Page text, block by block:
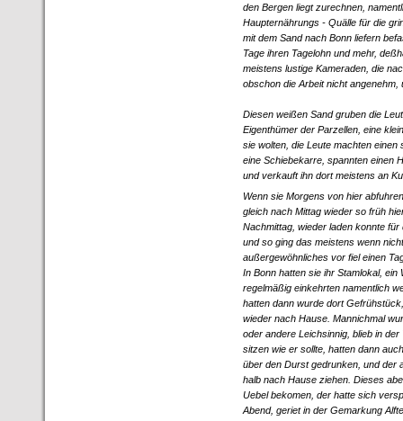
den Bergen liegt zurechnen,
Haupternährungs - Quälle für die
mit dem Sand nach Bonn liefern
Tage ihren Tagelohn und mehr,
meistens lustige Kameraden, die
obschon die Arbeit nicht
Diesen weißen Sand gruben die
Eigenthümer der Parzellen, eine
sie wolten, die Leute machten
eine Schiebekarre, spannten einen
und verkauft ihn dort meistens an
Wenn sie Morgens von hier
gleich nach Mittag wieder so früh
Nachmittag, wieder laden konnte für
und so ging das meistens wenn
außergewöhnliches vor fiel einen
In Bonn hatten sie ihr Stamlokal, ein
regelmäßig einkehrten namentlich
hatten dann wurde dort
wieder nach Hause. Mannichmal
oder andere Leichsinnig, blieb in
sitzen wie er sollte, hatten dann
über den Durst gedrunken, und der
halb nach Hause ziehen. Dieses
Uebel bekomen, der hatte sich
Abend, geriet in der Gemarkung